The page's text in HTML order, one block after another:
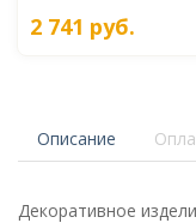
2 741 руб.
Описание
Декоративное